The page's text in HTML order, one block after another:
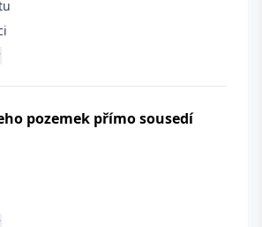
pozemek přímo sousedí